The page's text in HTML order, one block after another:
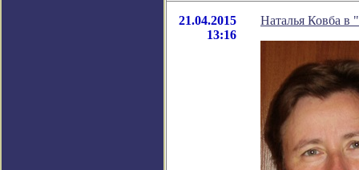
21.04.2015
13:16
Наталья Ковба в